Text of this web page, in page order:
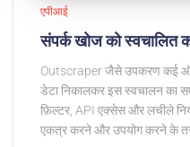
एपीआई
संपर्क खोज को
Outscraper जैसे उपकरण कई
डेटा निकालकर इस स्वचालन का
फ़िल्टर, API एक्सेस और लचीले
एकत्र करने और उपयोग करने के